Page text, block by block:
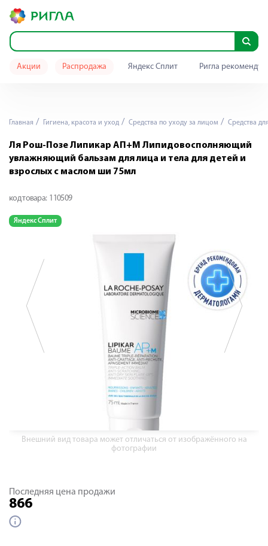
Акции Распродажа Яндекс Сплит Ригла
Главная Гигиена, красота и уход Средства по уходу за лицом Средства
Ля Рош-Позе Липикар АП+М Липидовосполняющий
увлажняющий бальзам для лица и тела для детей и
взрослых с маслом ши 75мл
код товара: 110509
Яндекс Сплит
Внешний вид товара может отличаться от изображённого на
фотографии
Последняя цена продажи
866